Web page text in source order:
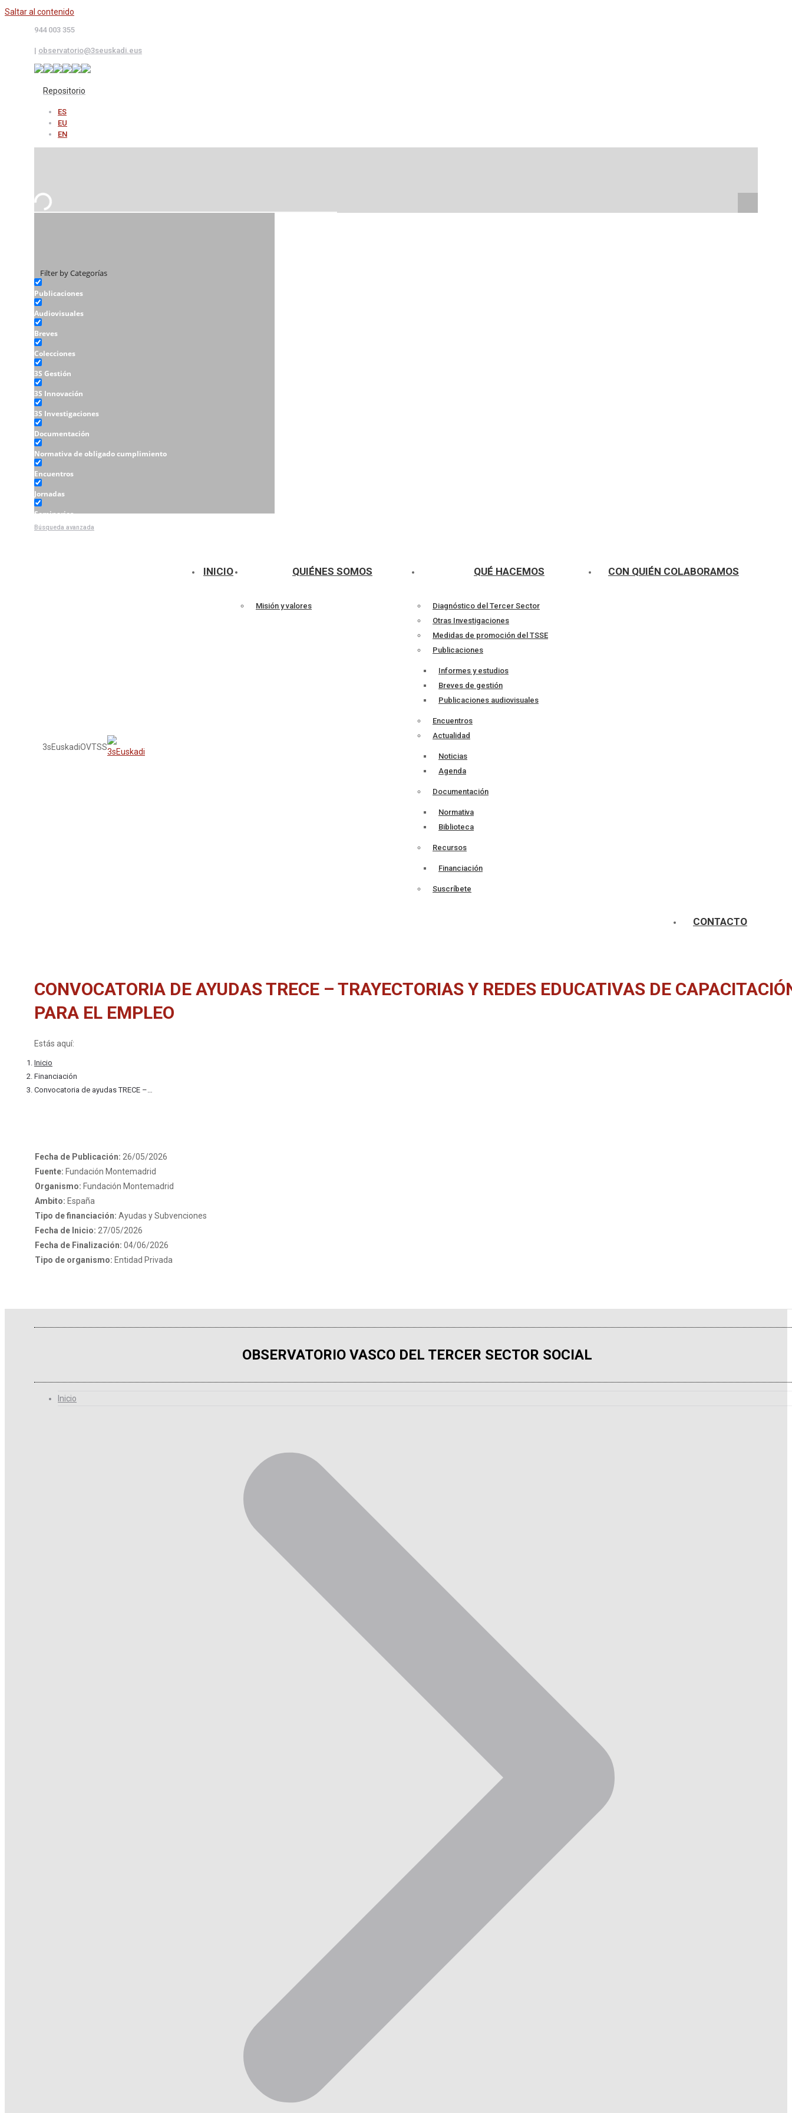
Saltar al contenido
944 003 355
| observatorio@3seuskadi.eus
Repositorio
ES
EU
EN
Filter by Categorías
Publicaciones
Audiovisuales
Breves
Colecciones
3S Gestión
3S Innovación
3S Investigaciones
Documentación
Normativa de obligado cumplimiento
Encuentros
Jornadas
Seminarios
Talleres
Búsqueda avanzada
3sEuskadiOVTSS
INICIO QUIÉNES SOMOS
Misión y valores
QUÉ HACEMOS
Diagnóstico del Tercer Sector
Otras Investigaciones
Medidas de promoción del TSSE
Publicaciones
Informes y estudios
Breves de gestión
Publicaciones audiovisuales
Encuentros
Actualidad
Noticias
Agenda
Documentación
Normativa
Biblioteca
Recursos
Financiación
Suscríbete
CON QUIÉN COLABORAMOS
CONTACTO
CONVOCATORIA DE AYUDAS TRECE – TRAYECTORIAS Y REDES EDUCATIVAS DE
PARA EL EMPLEO
Estás aquí:
Inicio
Financiación
Convocatoria de ayudas TRECE –…
Fecha de Publicación: 26/05/2026
Fuente: Fundación Montemadrid
Organismo: Fundación Montemadrid
Ambito: España
Tipo de financiación: Ayudas y Subvenciones
Fecha de Inicio: 27/05/2026
Fecha de Finalización: 04/06/2026
Tipo de organismo: Entidad Privada
OBSERVATORIO VASCO DEL TERCER SECTOR SOCIAL
Inicio